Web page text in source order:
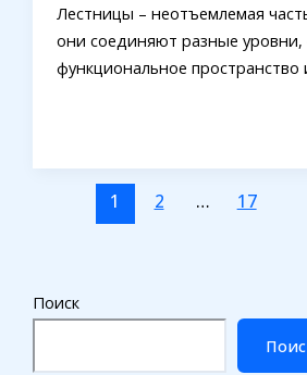
Лестницы – неотъемлемая
они соединяют разные уровни,
функциональное пространство
1 2 … 17
Поиск